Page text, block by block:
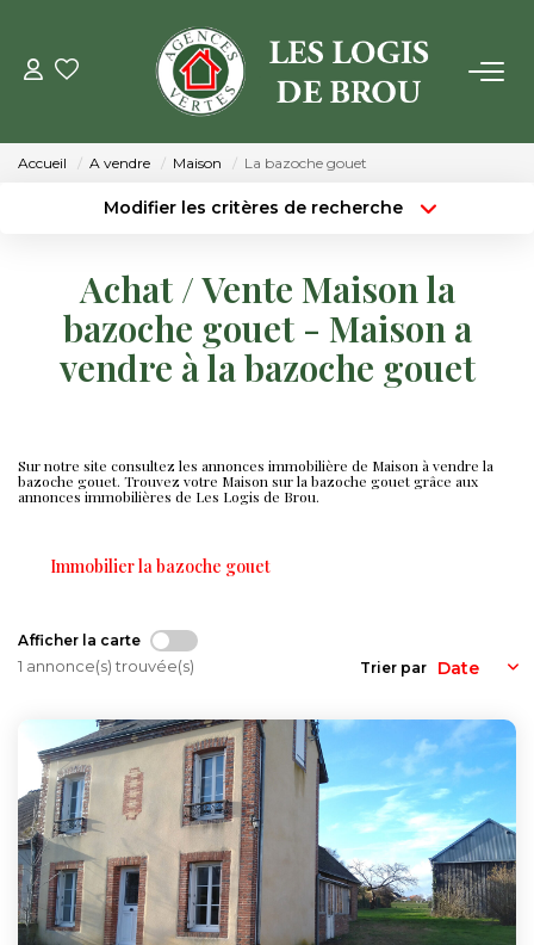
ESTIMATION
Qui Sommes Nous
Notre Équipe
Accueil A vendre Maison La bazoche gouet
Modifier les critères de recherche
Sélectionnez...
Type de bien
Surface min
Budget max Plus de critères
Achat / Vente Maison la
bazoche gouet - Maison a
vendre à la bazoche gouet
Sur notre site consultez les annonces immobilière de Maison à vendre la
bazoche gouet. Trouvez votre Maison sur la bazoche gouet grâce aux
annonces immobilières de Les Logis de Brou.
Immobilier la bazoche gouet
Afficher la carte
1 annonce(s) trouvée(s) Trier par